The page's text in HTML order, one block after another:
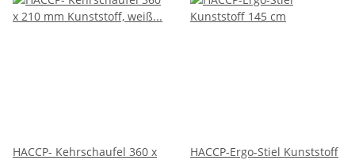
HACCP- Kehrschaufel 360 x
HACCP-Ergo-Stiel Kunststoff